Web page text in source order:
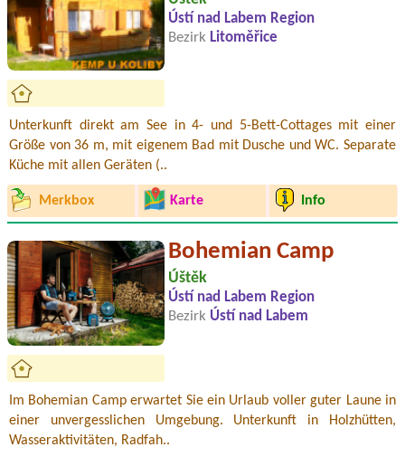
Ústí nad Labem Region
Bezirk Litoměřice
Unterkunft direkt am See in 4- und 5-Bett-Cottages mit einer
Größe von 36 m, mit eigenem Bad mit Dusche und WC. Separate
Küche mit allen Geräten (..
Merkbox Karte Info
Bohemian Camp
Úštěk
Ústí nad Labem Region
Bezirk Ústí nad Labem
Im Bohemian Camp erwartet Sie ein Urlaub voller guter Laune in
einer unvergesslichen Umgebung. Unterkunft in Holzhütten,
Wasseraktivitäten, Radfah..